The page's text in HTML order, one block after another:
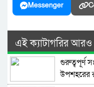
Messenger
এই ক্যাটাগরির
গুরুত্বপূর্ণ
উপশহরের